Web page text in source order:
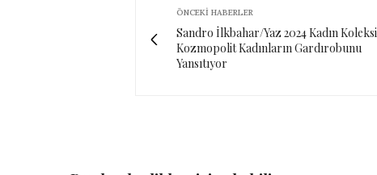
ÖNCEKI HABERLER
Sandro İlkbahar/Yaz 2024 Kadın
Kozmopolit Kadınların Gardırobunu
Yansıtıyor